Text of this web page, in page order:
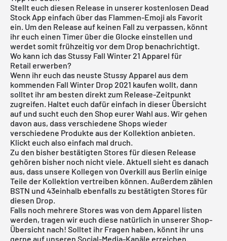
Stellt euch diesen Release in unserer kostenlosen Dead
Stock App einfach über das Flammen-Emoji als Favorit
ein. Um den Release auf keinen Fall zu verpassen, könnt
ihr euch einen Timer über die Glocke einstellen und
werdet somit frühzeitig vor dem Drop benachrichtigt.
Wo kann ich das Stussy Fall Winter 21 Apparel für
Retail erwerben?
Wenn ihr euch das neuste Stussy Apparel aus dem
kommenden Fall Winter Drop 2021 kaufen wollt, dann
solltet ihr am besten direkt zum Release-Zeitpunkt
zugreifen. Haltet euch dafür einfach in dieser Übersicht
auf und sucht euch den Shop eurer Wahl aus. Wir gehen
davon aus, dass verschiedene Shops wieder
verschiedene Produkte aus der Kollektion anbieten.
Klickt euch also einfach mal druch.
Zu den bisher bestätigten Stores für diesen Release
gehören bisher noch nicht viele. Aktuell sieht es danach
aus, dass unsere Kollegen von Overkill aus Berlin einige
Teile der Kollektion vertreiben können. Außerdem zählen
BSTN und 43einhalb ebenfalls zu bestätigten Stores für
diesen Drop.
Falls noch mehrere Stores was von dem Apparel listen
werden, tragen wir euch diese natürlich in unserer Shop-
Übersicht nach! Solltet ihr Fragen haben, könnt ihr uns
gerne auf unseren Social-Media-Kanäle erreichen.